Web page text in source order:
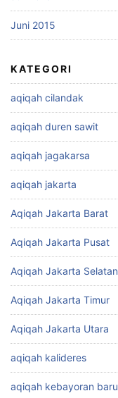
Juni 2015
KATEGORI
aqiqah cilandak
aqiqah duren sawit
aqiqah jagakarsa
aqiqah jakarta
Aqiqah Jakarta Barat
Aqiqah Jakarta Pusat
Aqiqah Jakarta Selatan
Aqiqah Jakarta Timur
Aqiqah Jakarta Utara
aqiqah kalideres
aqiqah kebayoran baru